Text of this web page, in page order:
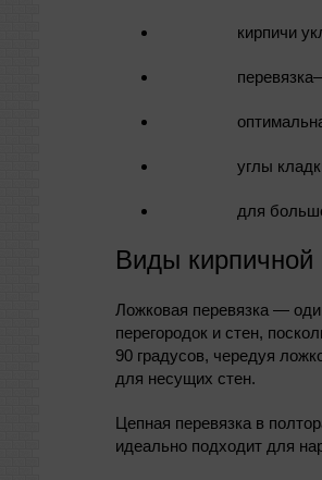
кирпичи
углы
для
Виды кирпичной
Ложковая перевязка —
перегородок и стен,
90 градусов, чередуя
для несущих стен.
Цепная перевязка в
идеально подходит для